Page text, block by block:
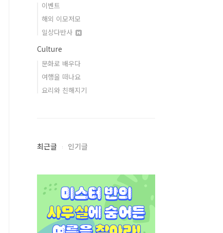
이벤트
해외 이모저모
일상다반사
Culture
문화로 배우다
여행을 떠나요
요리와 친해지기
최근글 인기글